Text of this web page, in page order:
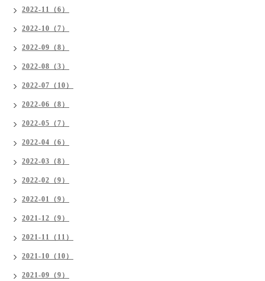
2022-11（6）
2022-10（7）
2022-09（8）
2022-08（3）
2022-07（10）
2022-06（8）
2022-05（7）
2022-04（6）
2022-03（8）
2022-02（9）
2022-01（9）
2021-12（9）
2021-11（11）
2021-10（10）
2021-09（9）